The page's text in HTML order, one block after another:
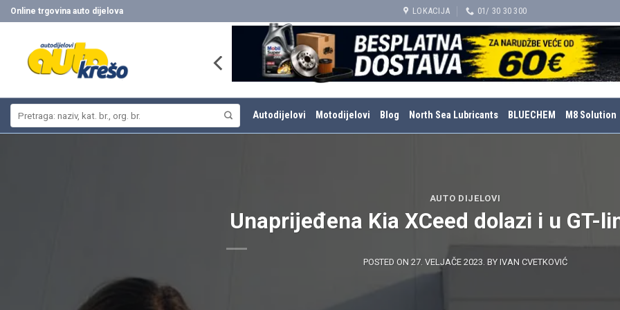
Skip
to
Online trgovina auto dijelova LOKACIJA 01/ 30 30 300
Autodijelovi Motodijelovi Blog North Sea Lubricants BLUECHEM M8 Solution
AUTO DIJELOVI
Unaprijeđena Kia XCeed dolazi i u GT-
POSTED ON 27. VELJAČE 2023. BY IVAN CVETKOVIĆ